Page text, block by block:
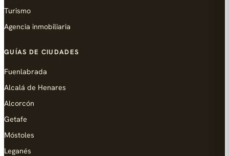
Turismo
Agencia inmobiliaria
GUÍAS DE CIUDADES
Fuenlabrada
Alcalá de Henares
Alcorcón
Getafe
Móstoles
Leganés